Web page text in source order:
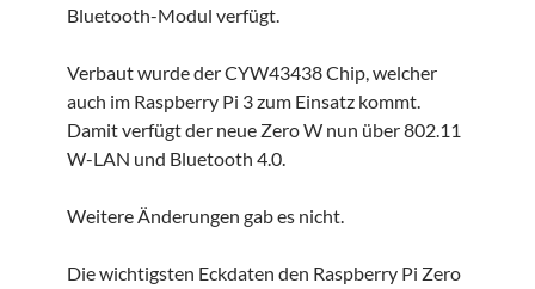
Bluetooth-Modul verfügt.
Verbaut wurde der CYW43438 Chip, welcher
auch im Raspberry Pi 3 zum Einsatz kommt.
Damit verfügt der neue Zero W nun über 802.11
W-LAN und Bluetooth 4.0.
Weitere Änderungen gab es nicht.
Die wichtigsten Eckdaten den Raspberry Pi Zero